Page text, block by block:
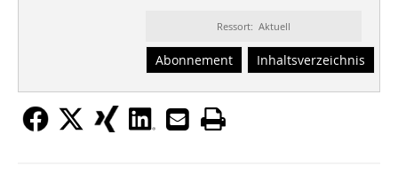
Ressort: Aktuell
Abonnement Inhaltsverzeichnis